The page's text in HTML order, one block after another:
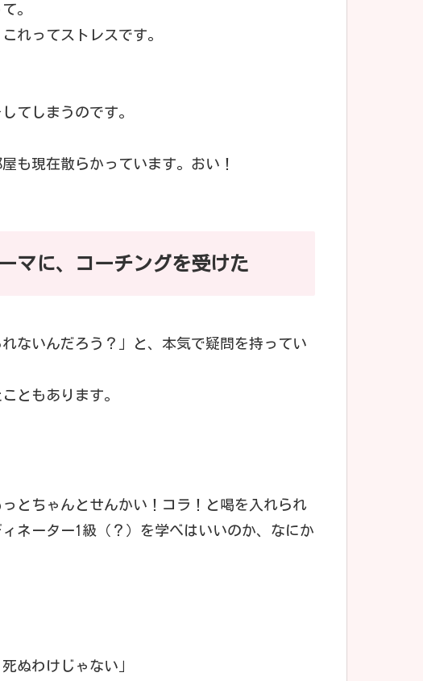
。
れってストレスです。
てしまうのです。
も現在散らかっています。おい！
マに、コーチングを受けた
ないんだろう？」と、本気で疑問を持ってい
ともあります。
とちゃんとせんかい！コラ！と喝を入れられ
ネーター1級（？）を学べはいいのか、なにか
ぬわけじゃない」